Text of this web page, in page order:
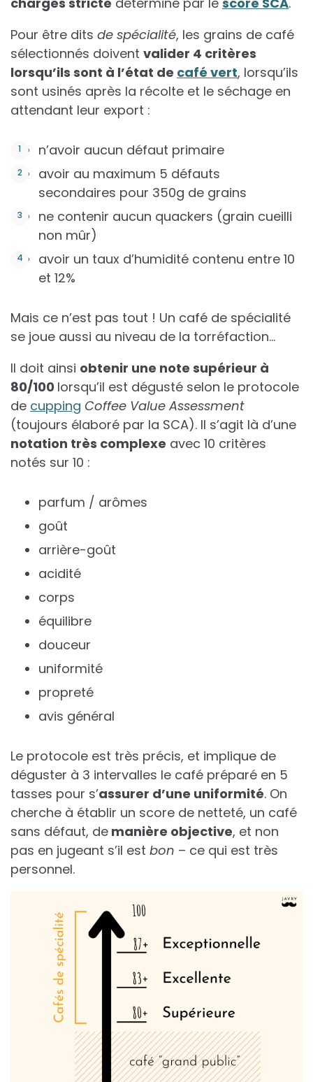
Pour être dits de spécialité, les grains de café
sélectionnés doivent valider 4 critères
lorsqu’ils sont à l’état de café vert, lorsqu’ils
sont usinés après la récolte et le séchage en
attendant leur export :
n’avoir aucun défaut primaire
avoir au maximum 5 défauts
secondaires pour 350g de grains
ne contenir aucun quackers (grain cueilli
non mûr)
avoir un taux d’humidité contenu entre 10
et 12%
Mais ce n’est pas tout ! Un café de spécialité
se joue aussi au niveau de la torréfaction…
Il doit ainsi obtenir une note supérieur à
80/100 lorsqu’il est dégusté selon le protocole
de cupping Coffee Value Assessment
(toujours élaboré par la SCA). Il s’agit là d’une
notation très complexe avec 10 critères
notés sur 10 :
parfum / arômes
goût
arrière-goût
acidité
corps
équilibre
douceur
uniformité
propreté
avis général
Le protocole est très précis, et implique de
déguster à 3 intervalles le café préparé en 5
tasses pour s’assurer d’une uniformité. On
cherche à établir un score de netteté, un café
sans défaut, de manière objective, et non
pas en jugeant s’il est bon – ce qui est très
personnel.